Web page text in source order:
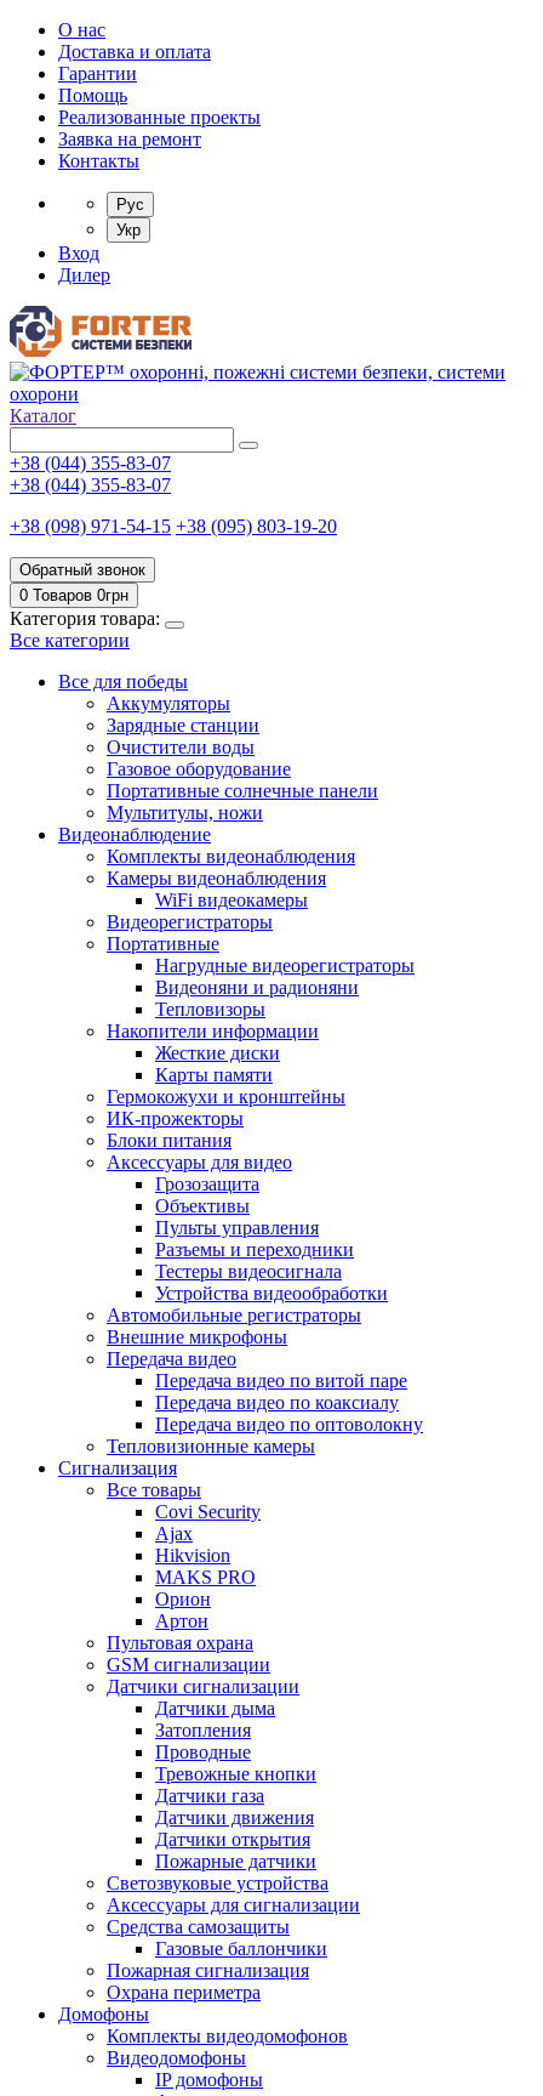
О нас
Доставка и оплата
Гарантии
Помощь
Реализованные проекты
Заявка на ремонт
Контакты
Рус
Укр
Вход
Дилер
Каталог
+38 (044) 355-83-07
+38 (044) 355-83-07
+38 (098) 971-54-15 +38 (095) 803-19-20
Обратный звонок
0 Товаров 0грн
Категория товара:
Все категории
Все для победы
Аккумуляторы
Зарядные станции
Очистители воды
Газовое оборудование
Портативные солнечные панели
Мультитулы, ножи
Видеонаблюдение
Комплекты видеонаблюдения
Камеры видеонаблюдения
WiFi видеокамеры
Видеорегистраторы
Портативные
Нагрудные видеорегистраторы
Видеоняни и радионяни
Тепловизоры
Накопители информации
Жесткие диски
Карты памяти
Гермокожухи и кронштейны
ИК-прожекторы
Блоки питания
Аксессуары для видео
Грозозащита
Объективы
Пульты управления
Разъемы и переходники
Тестеры видеосигнала
Устройства видеообработки
Автомобильные регистраторы
Внешние микрофоны
Передача видео
Передача видео по витой паре
Передача видео по коаксиалу
Передача видео по оптоволокну
Тепловизионные камеры
Сигнализация
Все товары
Covi Security
Ajax
Hikvision
MAKS PRO
Орион
Артон
Пультовая охрана
GSM сигнализации
Датчики сигнализации
Датчики дыма
Затопления
Проводные
Тревожные кнопки
Датчики газа
Датчики движения
Датчики открытия
Пожарные датчики
Светозвуковые устройства
Аксессуары для сигнализации
Средства самозащиты
Газовые баллончики
Пожарная сигнализация
Охрана периметра
Домофоны
Комплекты видеодомофонов
Видеодомофоны
IP домофоны